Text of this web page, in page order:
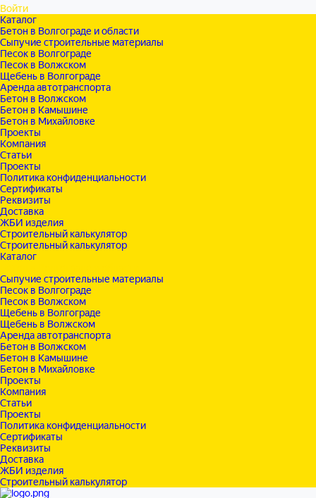
Войти
Каталог
Бетон в Волгограде и области
Сыпучие строительные материалы
Песок в Волгограде
Песок в Волжском
Щебень в Волгограде
Аренда автотранспорта
Бетон в Волжском
Бетон в Камышине
Бетон в Михайловке
Проекты
Компания
Статьи
Проекты
Политика конфиденциальности
Сертификаты
Реквизиты
Доставка
ЖБИ изделия
Строительный калькулятор
Строительный калькулятор
Каталог
Сыпучие строительные материалы
Песок в Волгограде
Песок в Волжском
Щебень в Волгограде
Щебень в Волжском
Аренда автотранспорта
Бетон в Волжском
Бетон в Камышине
Бетон в Михайловке
Проекты
Компания
Статьи
Проекты
Политика конфиденциальности
Сертификаты
Реквизиты
Доставка
ЖБИ изделия
Строительный калькулятор